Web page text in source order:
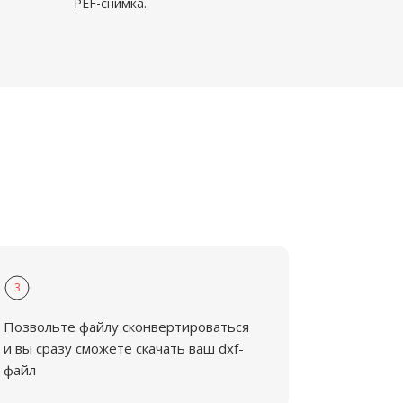
3
Позвольте файлу сконвертироваться
и вы сразу сможете скачать ваш dxf-
файл